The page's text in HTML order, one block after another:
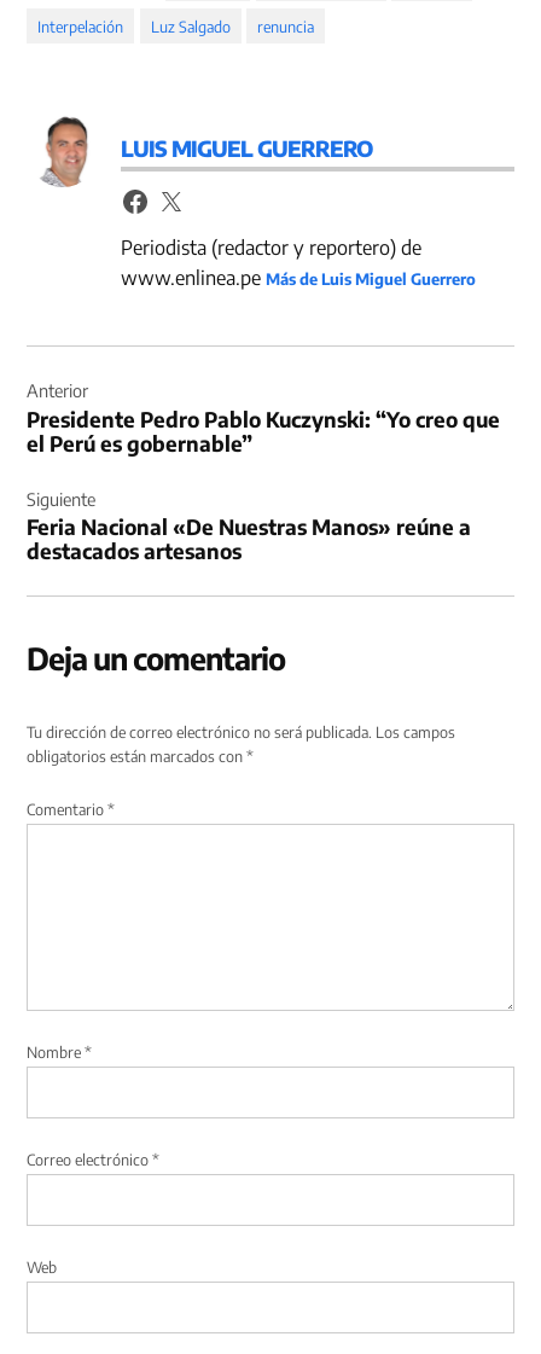
Interpelación Luz Salgado renuncia
LUIS MIGUEL GUERRERO
Periodista (redactor y reportero) de
www.enlinea.peMás de Luis Miguel Guerrero
de
entradas
Anterior
Presidente Pedro Pablo Kuczynski: “Yo creo que
el Perú es gobernable”
Siguiente
Feria Nacional «De Nuestras Manos» reúne a
destacados artesanos
Deja un comentario
Tu dirección de correo electrónico no será publicada. Los campos
obligatorios están marcados con*
Comentario*
Nombre*
Correo electrónico*
Web